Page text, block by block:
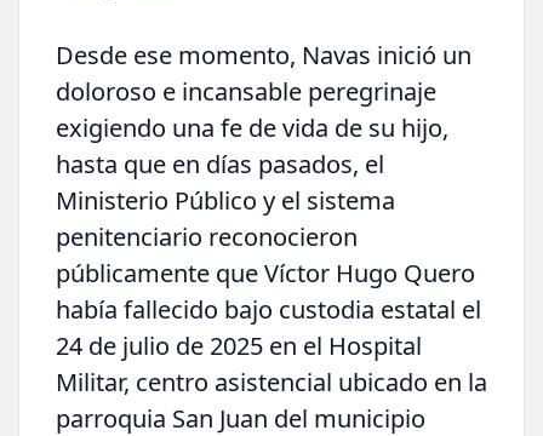
Desde ese momento, Navas inició un
doloroso e incansable peregrinaje
exigiendo una fe de vida de su hijo,
hasta que en días pasados, el
Ministerio Público y el sistema
penitenciario reconocieron
públicamente que Víctor Hugo Quero
había fallecido bajo custodia estatal el
24 de julio de 2025 en el Hospital
Militar, centro asistencial ubicado en la
parroquia San Juan del municipio